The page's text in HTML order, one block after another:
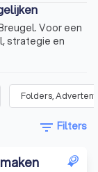
Voor een
strategie en
Folders,
filter_list Filters